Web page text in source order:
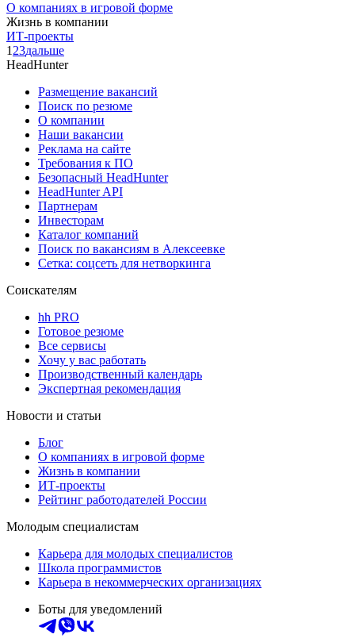
О компаниях в игровой форме
Жизнь в компании
ИТ-проекты
1 23дальше
HeadHunter
Размещение вакансий
Поиск по резюме
О компании
Наши вакансии
Реклама на сайте
Требования к ПО
Безопасный HeadHunter
HeadHunter API
Партнерам
Инвесторам
Каталог компаний
Поиск по вакансиям в Алексеевке
Сетка: соцсеть для нетворкинга
Соискателям
hh PRO
Готовое резюме
Все сервисы
Хочу у вас работать
Производственный календарь
Экспертная рекомендация
Новости и статьи
Блог
О компаниях в игровой форме
Жизнь в компании
ИТ-проекты
Рейтинг работодателей России
Молодым специалистам
Карьера для молодых специалистов
Школа программистов
Карьера в некоммерческих организациях
Боты для уведомлений